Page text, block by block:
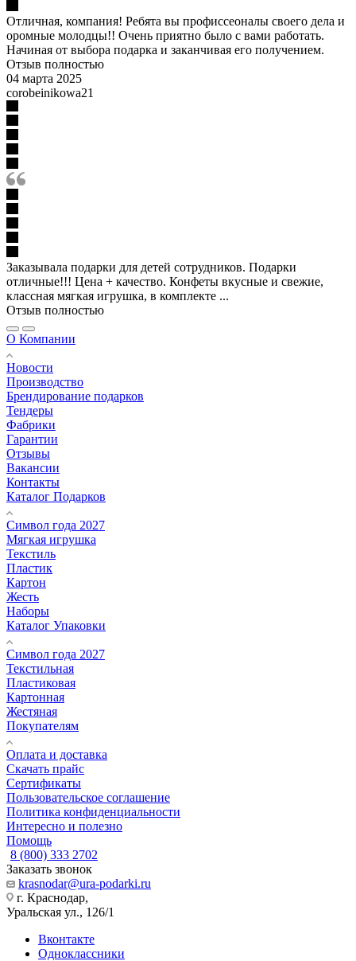
Отличная, компания! Ребята вы профиссеоналы своего дела и
оромные молодцы!! Очень приятно было с вами работать.
Начиная от выбора подарка и заканчивая его получением.
Отзыв полностью
04 марта 2025
corobeinikowa21
Заказывала подарки для детей сотрудников. Подарки
отличные!!! Цена + качество. Конфеты вкусные и свежие,
классная мягкая игрушка, в комплекте ...
Отзыв полностью
О Компании
Новости
Производство
Брендирование подарков
Тендеры
Фабрики
Гарантии
Отзывы
Вакансии
Контакты
Каталог Подарков
Символ года 2027
Мягкая игрушка
Текстиль
Пластик
Картон
Жесть
Наборы
Каталог Упаковки
Символ года 2027
Текстильная
Пластиковая
Картонная
Жестяная
Покупателям
Оплата и доставка
Скачать прайс
Сертификаты
Пользовательское соглашение
Политика конфиденциальности
Интересно и полезно
Помощь
8 (800) 333 2702
Заказать звонок
krasnodar@ura-podarki.ru
г. Краснодар,
Уральская ул., 126/1
Вконтакте
Одноклассники